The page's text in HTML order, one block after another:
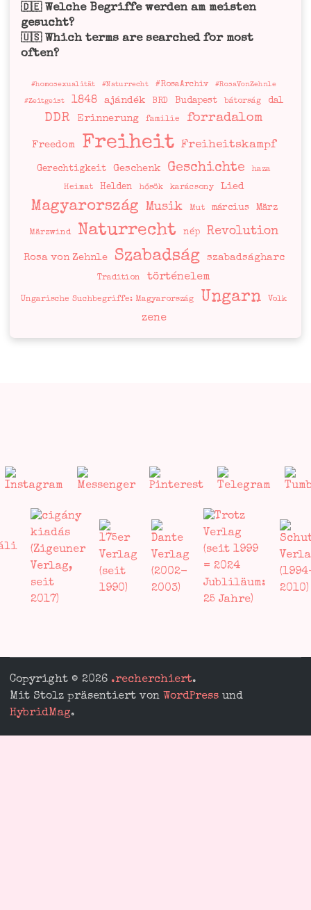
🇩🇪 Welche Begriffe werden am meisten
gesucht?
🇺🇸 Which terms are searched for most
often?
#homosexualität #Naturrecht #RosaArchiv #RosaVonZehnle
#Zeitgeist 1848 ajándék BRD Budapest bátorság dal
DDR Erinnerung familie forradalom
Freedom Freiheit Freiheitskampf
Gerechtigkeit Geschenk Geschichte haza
Heimat Helden hősök karácsony Lied
Magyarország Musik Mut március März
Märzwind Naturrecht nép Revolution
Rosa von Zehnle Szabadság szabadságharc
Tradition történelem
Ungarische Suchbegriffe: Magyarország Ungarn Volk
zene
Copyright © 2026 .recherchiert.
Mit Stolz präsentiert von WordPress und
HybridMag.